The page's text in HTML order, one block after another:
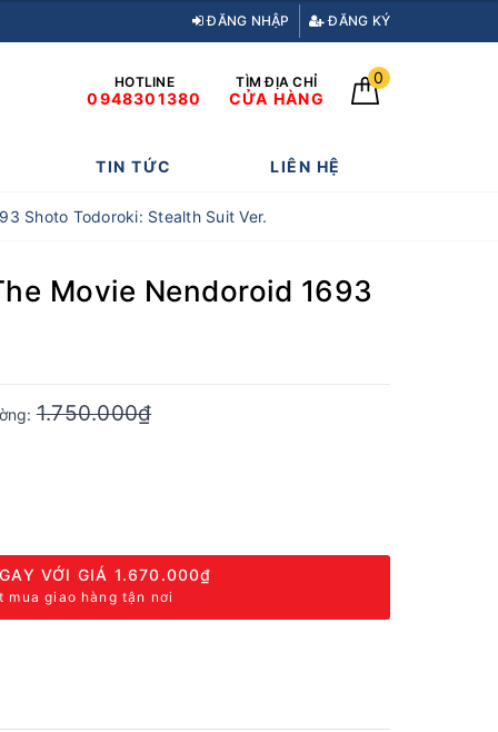
ĐĂNG NHẬP ĐĂNG KÝ
HOTLINE
0948301380
TÌM ĐỊA CHỈ
CỬA HÀNG
0
TIN TỨC LIÊN HỆ
Shoto Todoroki: Stealth Suit Ver.
Movie Nendoroid 1693
1.750.000₫
VỚI GIÁ 1.670.000₫
mua giao hàng tận nơi